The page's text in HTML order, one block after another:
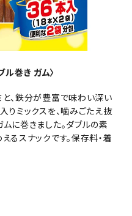
巻き ガム〉
、鉄分が豊富で味わい深い
りミックスを、噛みごたえ抜
に巻きました。ダブルの素
るスナックです。保存料・着